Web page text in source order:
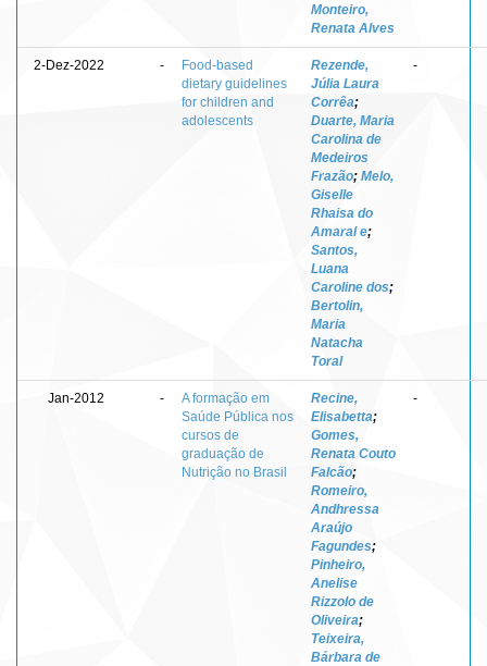
Monteiro,
Renata Alves
2-Dez-2022 -
Food-based
dietary guidelines
for children and
adolescents
Rezende,
Júlia Laura
Corrêa;
Duarte, Maria
Carolina de
Medeiros
Frazão; Melo,
Giselle
Rhaisa do
Amaral e;
Santos,
Luana
Caroline dos;
Bertolin,
Maria
Natacha
Toral
-
Jan-2012 -
A formação em
Saúde Pública nos
cursos de
graduação de
Nutrição no Brasil
Recine,
Elisabetta;
Gomes,
Renata Couto
Falcão;
Romeiro,
Andhressa
Araújo
Fagundes;
Pinheiro,
Anelise
Rizzolo de
Oliveira;
Teixeira,
Bárbara de
-